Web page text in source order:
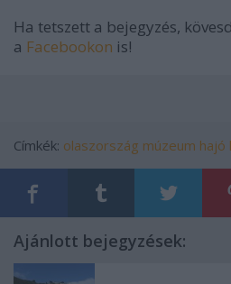
Ha tetszett a bejegyzés,
a Facebookon is!
Címkék: olaszország múzeum hajó
Ajánlott bejegyzések: